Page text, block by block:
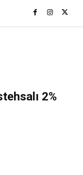
2%